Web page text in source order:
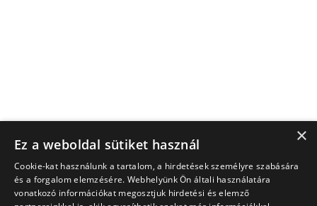
×
Ez a weboldal sütiket használ
Cookie-kat használunk a tartalom, a hirdetések személyre szabására
és a forgalom elemzésére. Webhelyünk Ön általi használatára
vonatkozó információkat megosztjuk hirdetési és elemző